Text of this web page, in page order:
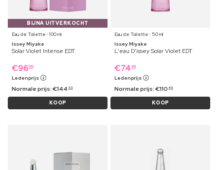
BIJNA UITVERKOCHT
Eau de Toilette ⋅ 100 ml
Issey Miyake
Solar Violet Intense EDT
€9609
Ledenprijs
Normale prijs:€144 99
KOOP
Eau de Toilette ⋅ 50 ml
Issey Miyake
L'eau D'issey Solar Violet EDT
€74 49
Ledenprijs
Normale prijs:€110 49
KOOP